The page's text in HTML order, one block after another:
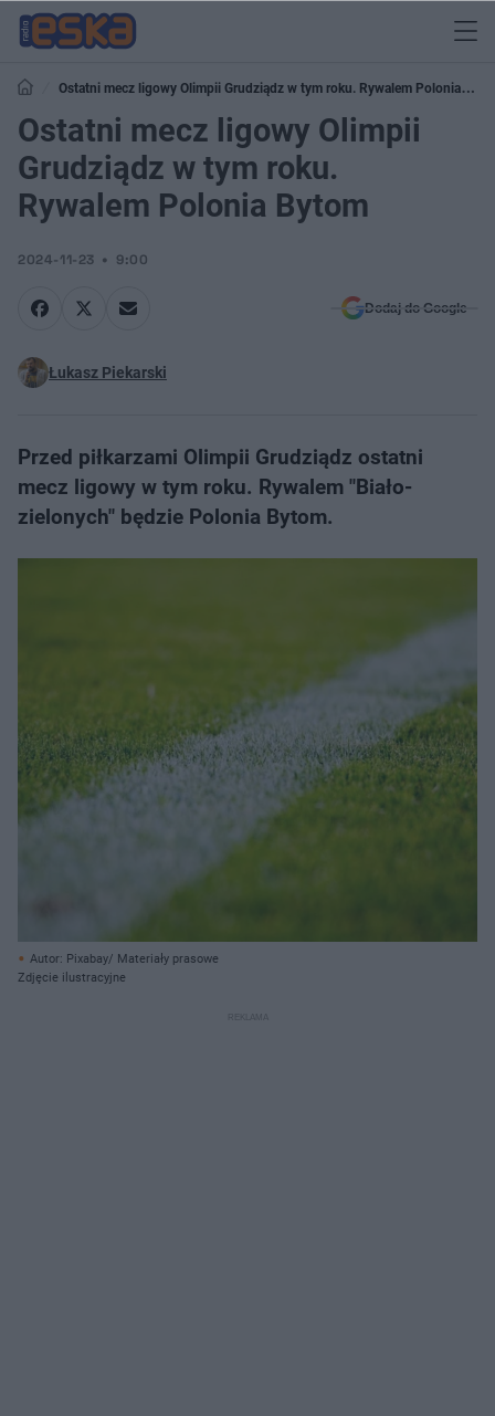
Ostatni mecz ligowy Olimpii Grudziądz w tym roku. Rywalem Polonia
Bytom
Ostatni mecz ligowy Olimpii
Grudziądz w tym roku.
Rywalem Polonia Bytom
2024-11-23 9:00
Dodaj do Google
Łukasz Piekarski
Przed piłkarzami Olimpii Grudziądz ostatni
mecz ligowy w tym roku. Rywalem "Biało-
zielonych" będzie Polonia Bytom.
Autor: Pixabay/ Materiały prasowe
Zdjęcie ilustracyjne